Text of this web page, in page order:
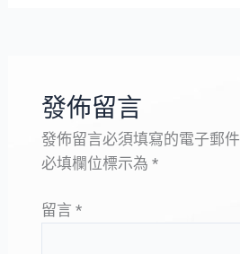
發佈留言
發佈留言必須填寫的電子郵
必填欄位標示為 *
留言 *